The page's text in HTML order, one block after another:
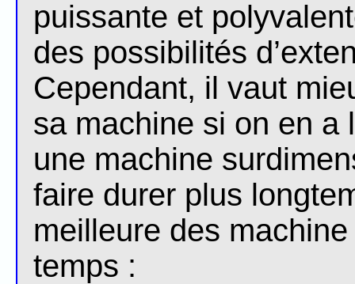
puissante et
des possibilités
Cependant, il vaut
sa machine si on en a
une machine
faire durer plus
meilleure des
temps :